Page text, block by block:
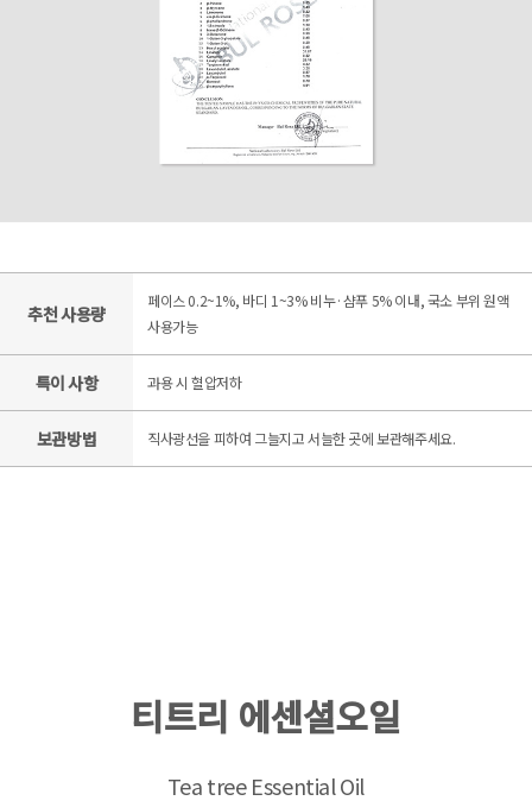
추천 사용량
페이스 0.2~1%, 바디 1~3% 비누·샴푸 5% 이내, 국소 부위 원액
사용가능
특이 사항 과용 시 혈압저하
보관방법 직사광선을 피하여 그늘지고 서늘한 곳에 보관해주세요.
티트리 에센셜오일
Tea tree Essential Oil